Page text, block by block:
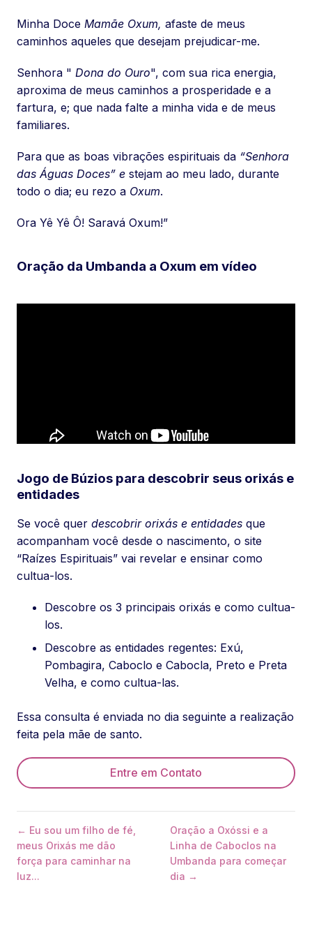
Minha Doce Mamãe Oxum, afaste de meus
caminhos aqueles que desejam prejudicar-me.
Senhora " Dona do Ouro", com sua rica energia,
aproxima de meus caminhos a prosperidade e a
fartura, e; que nada falte a minha vida e de meus
familiares.
Para que as boas vibrações espirituais da “Senhora
das Águas Doces” e stejam ao meu lado, durante
todo o dia; eu rezo a Oxum.
Ora Yê Yê Ô! Saravá Oxum!”
Oração da Umbanda a Oxum em vídeo
Jogo de Búzios para descobrir seus orixás e
entidades
Se você quer descobrir orixás e entidades que
acompanham você desde o nascimento, o site
“Raízes Espirituais” vai revelar e ensinar como
cultua-los.
Descobre os 3 principais orixás e como cultua-
los.
Descobre as entidades regentes: Exú,
Pombagira, Caboclo e Cabocla, Preto e Preta
Velha, e como cultua-las.
Essa consulta é enviada no dia seguinte a realização
feita pela mãe de santo.
Entre em Contato
← Eu sou um filho de fé,
meus Orixás me dão
força para caminhar na
luz...
Oração a Oxóssi e a
Linha de Caboclos na
Umbanda para começar
dia →